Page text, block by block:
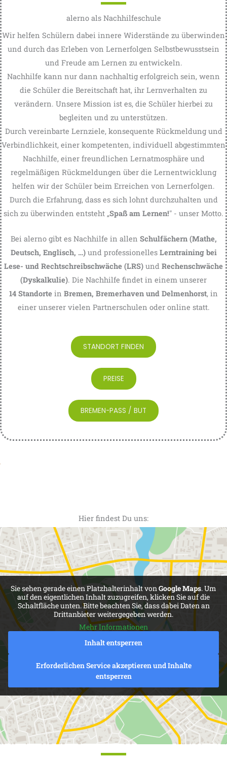
alerno als Nachhilfeschule
Wir helfen Schülern dabei innere Widerstände zu überwinden
und durch das Erleben von Lernerfolgen Selbstbewusstsein
und Freude am Lernen zu entwickeln.
Nachhilfe kann nur dann nachhaltig erfolgreich sein, wenn
die Schüler die Bereitschaft hat, ihr Lernverhalten zu
verändern. Unsere Mission ist es, die Schüler hierbei zu
begleiten und zu unterstützen.
Durch vereinbarte Lernziele, konsequente Rückmeldung und
Verbindlichkeit, einer kompetenten, individuell abgestimmten
Nachhilfe, einer freundlichen Lernatmosphäre und
regelmäßigen Rückmeldungen über die Lernentwicklung
helfen wir der Schüler beim Erreichen von Lernerfolgen.
Durch die Erfahrung, dass es sich lohnt durchzuhalten und
sich zu überwinden entsteht „Spaß am Lernen!" - unser Motto.
Bei alerno gibt es Nachhilfe in allen Schulfächern (Mathe,
Deutsch, Englisch, …)und professionelles Lerntraining bei
Lese- und Rechtschreibschwäche (LRS) und Rechenschwäche
(Dyskalkulie). Die Nachhilfe findet in einem unserer
14 Standorte in Bremen, Bremerhaven und Delmenhorst, in
einer unserer vielen Partnerschulen oder online statt.
STANDORT FINDEN
PREISE
BREMEN-PASS / BUT
Hier findest Du uns:
Sie sehen gerade einen Platzhalterinhalt vonGoogle Maps. Um
auf den eigentlichen Inhalt zuzugreifen, klicken Sie auf die
Schaltfläche unten. Bitte beachten Sie, dass dabei Daten an
Drittanbieter weitergegeben werden.
Mehr Informationen
Inhalt entsperren
Erforderlichen Service akzeptieren und Inhalte
entsperren